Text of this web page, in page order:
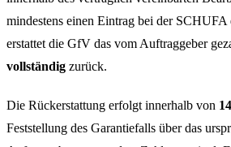
mindestens einen Eintrag bei der SCHUFA
erstattet die GfV das vom Auftraggeber
vollständig zurück.
Die Rückerstattung erfolgt innerhalb von
Feststellung des Garantiefalls über das